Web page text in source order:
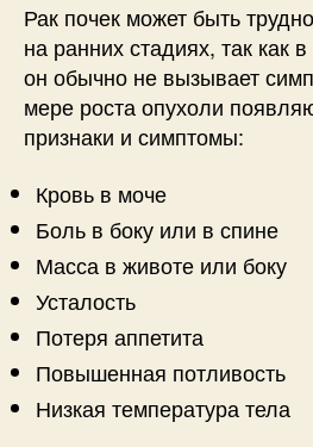
Рак почек может быть
на ранних стадиях, так как
он обычно не вызывает
мере роста опухоли
признаки и симптомы:
Кровь в моче
Боль в боку или в спине
Масса в животе или боку
Усталость
Потеря аппетита
Повышенная потливость
Низкая температура тела